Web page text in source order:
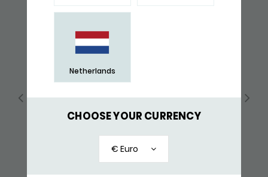
Netherlands
CHOOSE YOUR CURRENCY
€ Euro